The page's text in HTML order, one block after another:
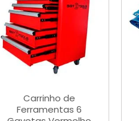
Carrinho de
Ferramentas 6